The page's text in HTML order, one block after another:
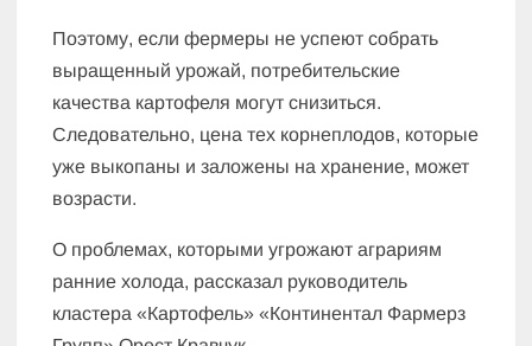
Поэтому, если фермеры не успеют собрать
выращенный урожай, потребительские
качества картофеля могут снизиться.
Следовательно, цена тех корнеплодов, которые
уже выкопаны и заложены на хранение, может
возрасти.
О проблемах, которыми угрожают аграриям
ранние холода, рассказал руководитель
кластера «Картофель» «Континентал Фармерз